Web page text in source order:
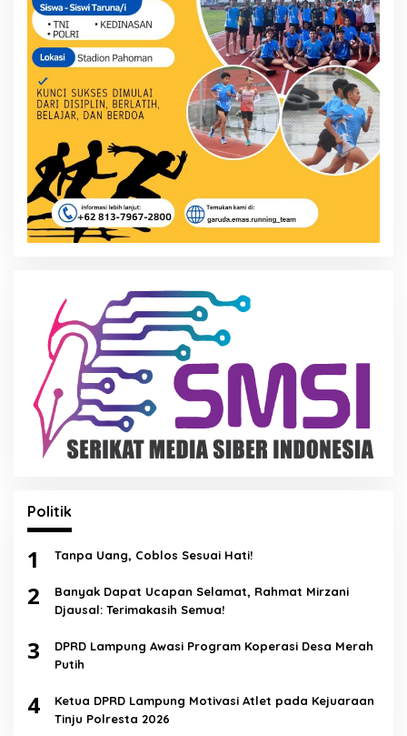
Politik
1 Tanpa Uang, Coblos Sesuai Hati!
2
Banyak Dapat Ucapan Selamat, Rahmat Mirzani
Djausal: Terimakasih Semua!
3
DPRD Lampung Awasi Program Koperasi Desa Merah
Putih
4
Ketua DPRD Lampung Motivasi Atlet pada Kejuaraan
Tinju Polresta 2026